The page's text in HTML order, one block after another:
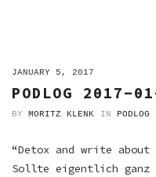
ON
JANUARY 5, 2017
PODLOG 2017-
BY MORITZ KLENK IN PODLOG
“Detox and write
Sollte eigentlich ganz